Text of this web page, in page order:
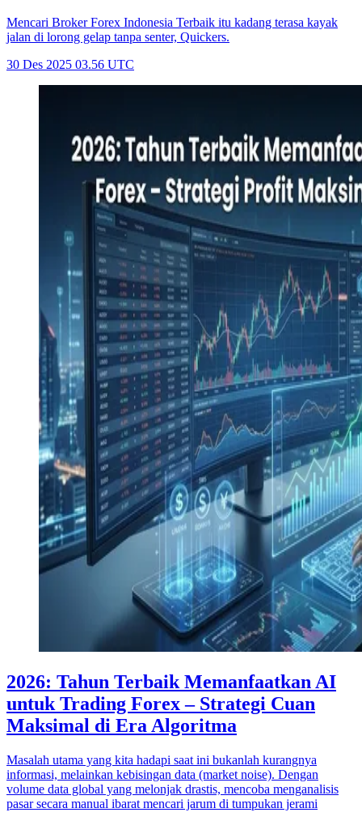
Mencari Broker Forex Indonesia Terbaik itu kadang terasa kayak
jalan di lorong gelap tanpa senter, Quickers.
30 Des 2025 03.56 UTC
2026: Tahun Terbaik Memanfaatkan AI
untuk Trading Forex – Strategi Cuan
Maksimal di Era Algoritma
Masalah utama yang kita hadapi saat ini bukanlah kurangnya
informasi, melainkan kebisingan data (market noise). Dengan
volume data global yang melonjak drastis, mencoba menganalisis
pasar secara manual ibarat mencari jarum di tumpukan jerami